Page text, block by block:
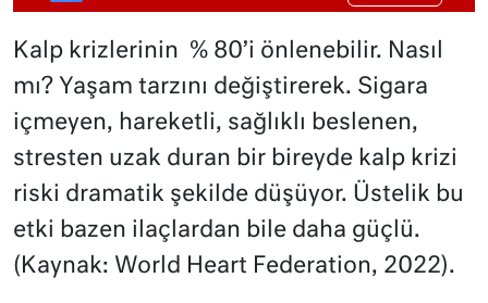
Kalp krizlerinin % 80’i önlenebilir. Nasıl
mı? Yaşam tarzını değiştirerek. Sigara
içmeyen, hareketli, sağlıklı beslenen,
stresten uzak duran bir bireyde kalp krizi
riski dramatik şekilde düşüyor. Üstelik bu
etki bazen ilaçlardan bile daha güçlü.
(Kaynak: World Heart Federation, 2022).